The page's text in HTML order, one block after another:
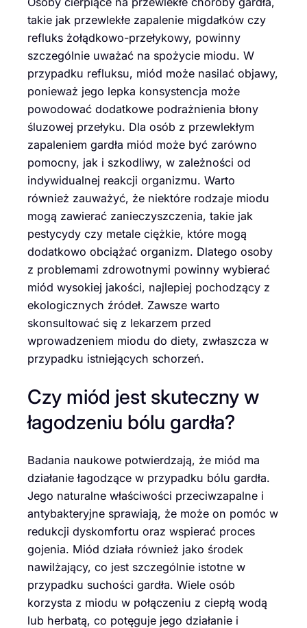
takie jak przewlekłe zapalenie migdałków czy
refluks żołądkowo-przełykowy, powinny
szczególnie uważać na spożycie miodu. W
przypadku refluksu, miód może nasilać objawy,
ponieważ jego lepka konsystencja może
powodować dodatkowe podrażnienia błony
śluzowej przełyku. Dla osób z przewlekłym
zapaleniem gardła miód może być zarówno
pomocny, jak i szkodliwy, w zależności od
indywidualnej reakcji organizmu. Warto
również zauważyć, że niektóre rodzaje miodu
mogą zawierać zanieczyszczenia, takie jak
pestycydy czy metale ciężkie, które mogą
dodatkowo obciążać organizm. Dlatego osoby
z problemami zdrowotnymi powinny wybierać
miód wysokiej jakości, najlepiej pochodzący z
ekologicznych źródeł. Zawsze warto
skonsultować się z lekarzem przed
wprowadzeniem miodu do diety, zwłaszcza w
przypadku istniejących schorzeń.
Czy miód jest skuteczny w
łagodzeniu bólu gardła?
Badania naukowe potwierdzają, że miód ma
działanie łagodzące w przypadku bólu gardła.
Jego naturalne właściwości przeciwzapalne i
antybakteryjne sprawiają, że może on pomóc w
redukcji dyskomfortu oraz wspierać proces
gojenia. Miód działa również jako środek
nawilżający, co jest szczególnie istotne w
przypadku suchości gardła. Wiele osób
korzysta z miodu w połączeniu z ciepłą wodą
lub herbatą, co potęguje jego działanie i